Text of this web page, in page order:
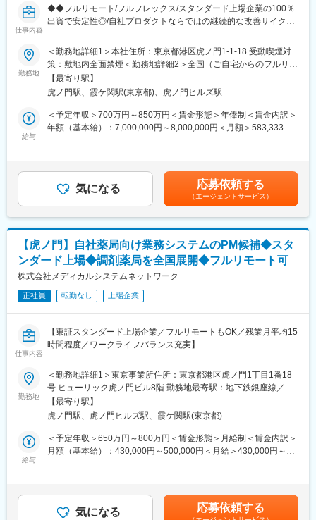
れてありがとう。」など、「ありがとう」という言葉が一番のや
りがいです。
変更の範囲：会社の定める業務
・入社直後～2週間 ： OJT形式で、薬の種類や成分など基礎知識
を身につけます。
キルを習得します。
・入社1カ月以降 ： 慣れてきたら独り立ち。既存のお客様をメイ
ンに訪問します。
◎困ったら先輩社員に相談しやすい雰囲気です。
＜専門資格を取得できる＞
・入社後は、医薬品販売の専門知識を身につけるために、登録販
・資格取得後は、資格手当として給与にも反映されます。
■働き方：
・基本土日祝休み／年3回の大型連休あり
・残業20h以内
・スケジュールに合わせて直行直帰可
・転居を伴う転勤はありません
■やりがい：
・最近、健康のことで困っていることがないかなど、親身にお話
・「この薬すごく効き目があって良かったよ。」「こないだのリ
ンゴ酢美味しかった。ちょうどまた買おうと思ってたの。来てく
りがいです。
変更の範囲：会社の定める業務
仕事内容
◆◆フルリモート/フルフレックス/スタンダード上場企業の100％
出資で安定性◎/自社プロダクトならではの継続的な改善サイクル
■概要 ～地方在住者・育児中の社員も活躍中！～
ファーマシフトでは、LINEを活用した「つながる薬局」を中心
に、患者と薬局をつなぐ医療プラットフォームの開発・運営を行
っています。
本ポジションでは、開発現場に近い立場で、プロジェクトを着実
に前へ進めるミドルPMとしての役割を期待しています。
親会社 メディカルシステムネットワークでは、「なの花薬局」チ
■事業概要
「すべての人が健康を自ら選択できる社会」の実現を目指し、患
者と薬局のコミュニケーションを支援するデジタル医療プラット
服薬フォロー・オンライン服薬指導など、薬局と患者の接点をよ
り便利にするためのサービスです。2026年6月現在、友だち登録
者数は220万人を突破。より多くの患者・薬局に利用されるサー
ビスへと成長を続けています。
■業務内容
・PdM、エンジニア、QA、セールス、CSなど関係者との調整
・PdMが整理した企画・仕様・優先度を踏まえた開発進行計画へ
の落とし込み
・進行管理、スケジュール管理、マイルストーン管理
・障害、不具合、仕様確認等に関する関係者調整
・開発プロセス、チケット管理、リリース運用等の継続的な改善
■開発体制
14名（協力会社含む）の開発チームです。内製化を進めており、
アジャイルで開発を進めています。
◎フルフレックスのため、業務状況やチームとの連携を踏まえつ
つ柔軟に働くことが可能。
勤務地
＜勤務地詳細1＞本社住所：東京都港区虎ノ門1-1-18 受動喫煙対
策：敷地内全面禁煙＜勤務地詳細2＞全国（ご自宅からのフルリモ
ート中心）住所：東京都 受動喫煙対策：敷地内全面禁煙変更の範
囲：会社の定める事業所（リモートワーク含む）
【最寄り駅】
虎ノ門駅、霞ケ関駅(東京都)、虎ノ門ヒルズ駅
給与
＜予定年収＞700万円～850万円＜賃金形態＞年俸制＜賃金内訳＞
年額（基本給）：7,000,000円～8,000,000円＜月額＞583,333円
あります。月給(月額)は固定手当を含めた表記です。
気になる 応募依頼する
（エージェントサービス）
【虎ノ門】自社薬局向け業務システムのPM候補◆スタ
ンダード上場◆調剤薬局を全国展開◆フルリモート可
株式会社メディカルシステムネットワーク
正社員 転勤なし 上場企業
仕事内容
【東証スタンダード上場企業／フルリモートもOK／残業月平均15
時間程度／ワークライフバランス充実】
■業務概要：
「なの花薬局」チェーンの運営・同社グループや加盟登録してい
る一般保険薬局等の医療機関に対し、医薬品調達から薬剤師研修
までの保険薬局運営支援サービスを提供する当社で、プロジェク
トマネージャー業務をお任せします。
＜具体的に＞
業務事例：
直営店約450店舗の管理運用システム
勤務地
＜勤務地詳細1＞東京事業所住所：東京都港区虎ノ門1丁目1番18
号 ヒューリック虎ノ門ビル8階 勤務地最寄駅：地下鉄銀座線／虎
ノ門駅受動喫煙対策：屋内全面禁煙＜勤務地詳細2＞全国（ご自宅
からのフルリモート中心）住所：支社・支店／全国各地 受動喫煙
トワーク含む）
【最寄り駅】
虎ノ門駅、虎ノ門ヒルズ駅、霞ケ関駅(東京都)
給与
＜予定年収＞650万円～800万円＜賃金形態＞月給制＜賃金内訳＞
月額（基本給）：430,000円～500,000円＜月給＞430,000円～
も目安の金額であり、選考を通じて上下する可能性があります。
月給(月額)は固定手当を含めた表記です。
気になる 応募依頼する